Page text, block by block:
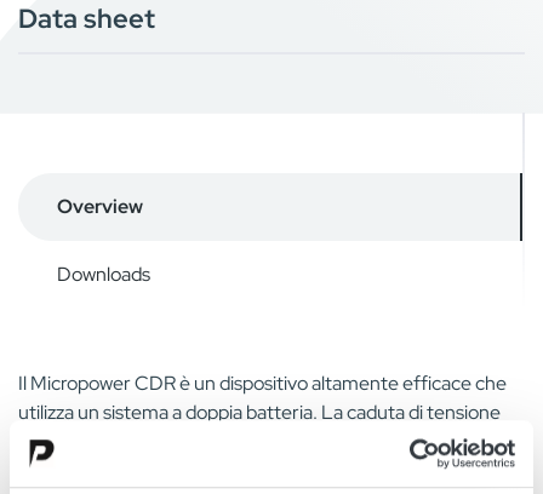
Data sheet
Overview
Downloads
Il Micropower CDR è un dispositivo altamente efficace che
utilizza un sistema a doppia batteria. La caduta di tensione
che si verifica con l'uso dei tradizionali splitter a diodi viene
eliminata grazie a una tecnologia più sofisticata basata sulla